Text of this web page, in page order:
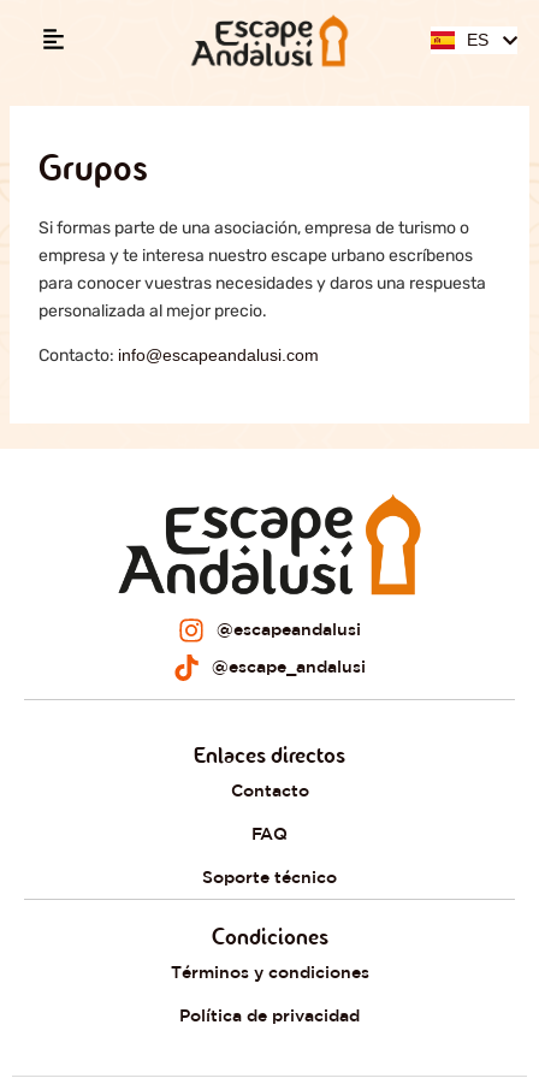
ES
AR
EN
Grupos
Si formas parte de una asociación, empresa de turismo o
empresa y te interesa nuestro escape urbano escríbenos
para conocer vuestras necesidades y daros una respuesta
personalizada al mejor precio.
Contacto: info@escapeandalusi.com
@escapeandalusi
@escape_andalusi
Enlaces directos
Contacto
FAQ
Soporte técnico
Condiciones
Términos y condiciones
Política de privacidad